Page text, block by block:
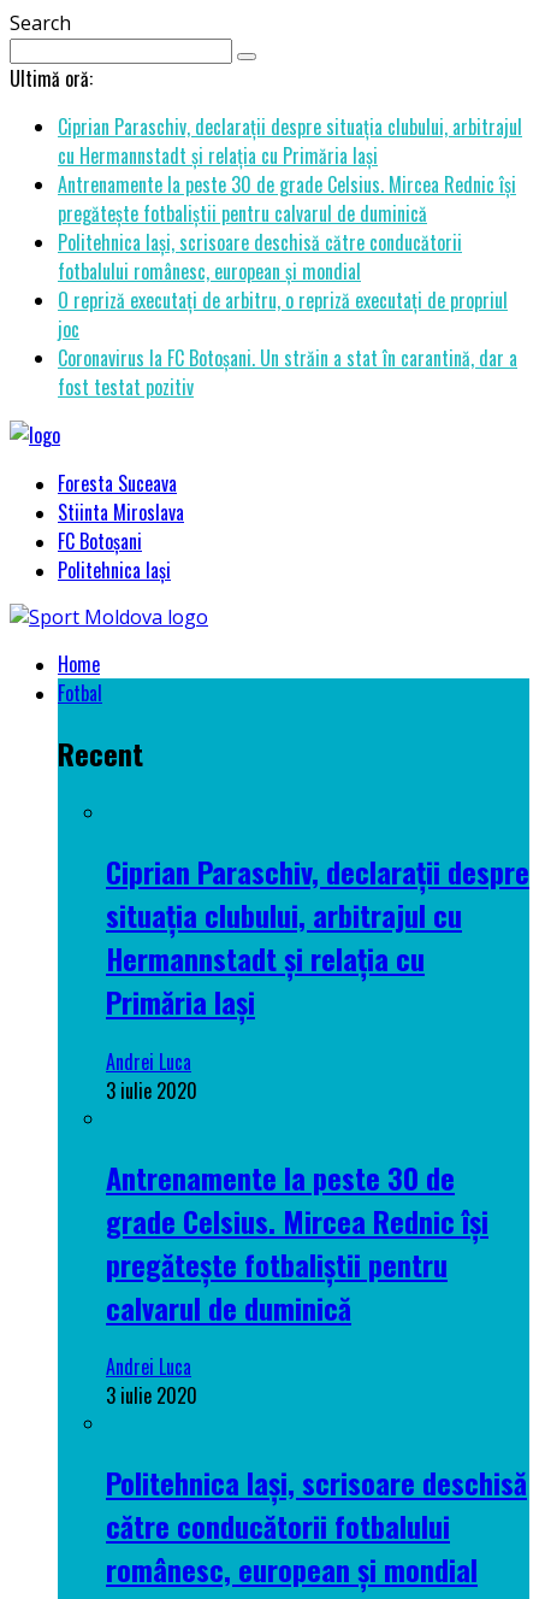
Search
Ultimă oră:
Ciprian Paraschiv, declarații despre situația clubului, arbitrajul
cu Hermannstadt și relația cu Primăria Iași
Antrenamente la peste 30 de grade Celsius. Mircea Rednic își
pregătește fotbaliștii pentru calvarul de duminică
Politehnica Iași, scrisoare deschisă către conducătorii
fotbalului românesc, european și mondial
O repriză executați de arbitru, o repriză executați de propriul
joc
Coronavirus la FC Botoșani. Un străin a stat în carantină, dar a
fost testat pozitiv
Foresta Suceava
Stiinta Miroslava
FC Botoșani
Politehnica Iași
Home
Fotbal
Recent
Ciprian Paraschiv, declarații despre
situația clubului, arbitrajul cu
Hermannstadt și relația cu
Primăria Iași
Andrei Luca
3 iulie 2020
Antrenamente la peste 30 de
grade Celsius. Mircea Rednic își
pregătește fotbaliștii pentru
calvarul de duminică
Andrei Luca
3 iulie 2020
Politehnica Iași, scrisoare deschisă
către conducătorii fotbalului
românesc, european și mondial